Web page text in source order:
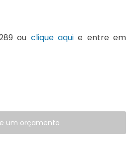
ou clique aqui e entre em
um orçamento